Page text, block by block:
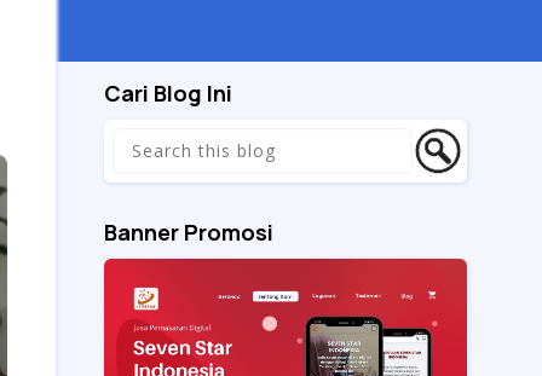
Cari Blog Ini
Banner Promosi